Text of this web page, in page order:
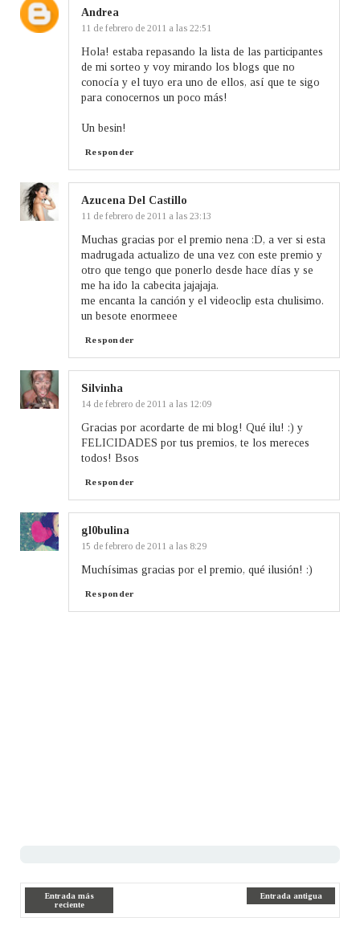
Andrea
11 de febrero de 2011 a las 22:51
Hola! estaba repasando la lista de las participantes
de mi sorteo y voy mirando los blogs que no
conocía y el tuyo era uno de ellos, así que te sigo
para conocernos un poco más!
Un besin!
Responder
Azucena Del Castillo
11 de febrero de 2011 a las 23:13
Muchas gracias por el premio nena :D, a ver si esta
madrugada actualizo de una vez con este premio y
otro que tengo que ponerlo desde hace días y se
me ha ido la cabecita jajajaja.
me encanta la canción y el videoclip esta chulisimo.
un besote enormeee
Responder
Silvinha
14 de febrero de 2011 a las 12:09
Gracias por acordarte de mi blog! Qué ilu! :) y
FELICIDADES por tus premios, te los mereces
todos! Bsos
Responder
gl0bulina
15 de febrero de 2011 a las 8:29
Muchísimas gracias por el premio, qué ilusión! :)
Responder
Entrada más
reciente
Entrada antigua